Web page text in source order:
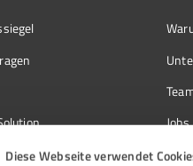
Diese Webseite verwendet
Jobs